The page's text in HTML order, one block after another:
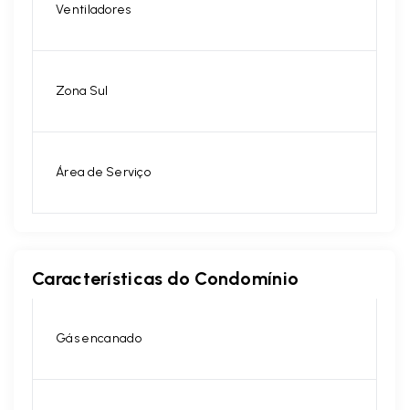
Ventiladores
Zona Sul
Área de Serviço
Características do Condomínio
Gás encanado